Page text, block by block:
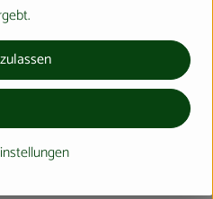
es in 43
und 12
15 Sprachen.